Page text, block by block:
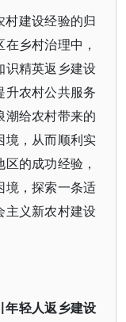
村建设经验的归
乡村治理中，
识精英返乡建设
升农村公共服务
潮给农村带来的
境，从而顺利实
的成功经验，
境，探索一条适
主义新农村建设
年轻人返乡建设